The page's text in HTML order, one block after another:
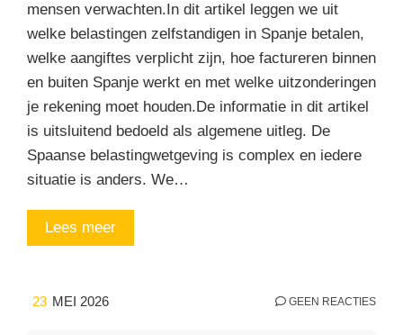
mensen verwachten.In dit artikel leggen we uit
welke belastingen zelfstandigen in Spanje betalen,
welke aangiftes verplicht zijn, hoe factureren binnen
en buiten Spanje werkt en met welke uitzonderingen
je rekening moet houden.De informatie in dit artikel
is uitsluitend bedoeld als algemene uitleg. De
Spaanse belastingwetgeving is complex en iedere
situatie is anders. We…
Lees meer
23 MEI 2026 GEEN REACTIES